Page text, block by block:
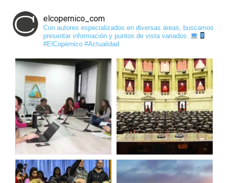
elcopernico_com
Con autores especializados en diversas áreas, buscamos
presentar información y puntos de vista variados.
#ElCopérnico #Actualidad